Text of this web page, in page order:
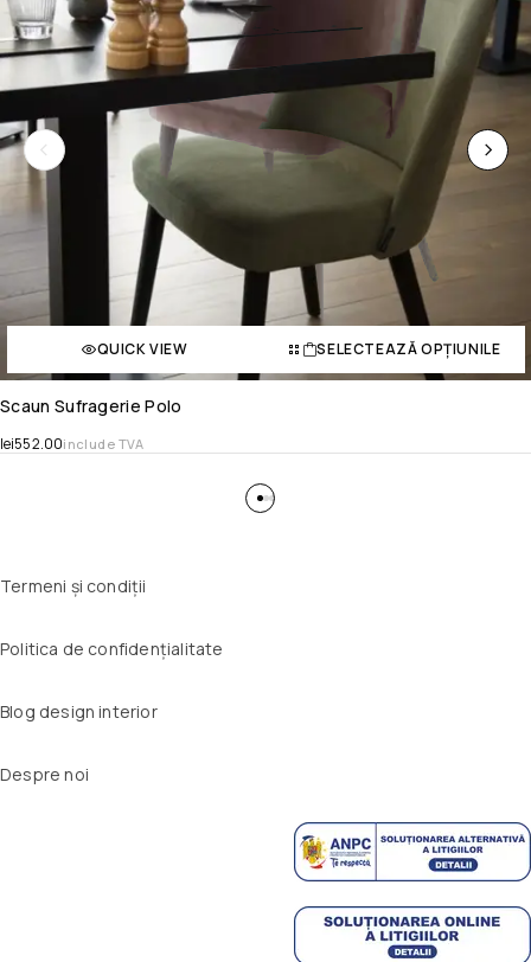
QUICK VIEW SELECTEAZĂ OPȚIUNILE
Scaun Sufragerie Polo
lei552.00include TVA
Termeni și condiții
Politica de confidențialitate
Blog design interior
Despre noi